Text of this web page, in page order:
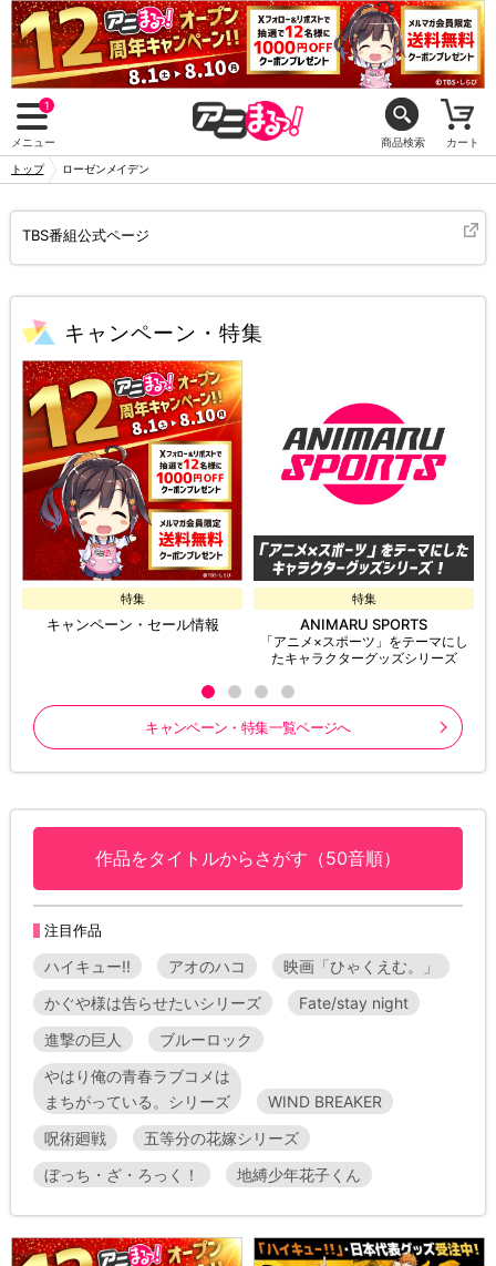
1
メニュー 商品検索 カート
トップ ローゼンメイデン
TBS番組公式ページ
キャンペーン・特集
特集
キャンペーン・セール情報
特集
ANIMARU SPORTS
「アニメ×スポーツ」をテーマにし
たキャラクターグッズシリーズ
キャンペーン・特集一覧ページへ
作品をタイトルからさがす（50音順）
注目作品
ハイキュー!! アオのハコ
映画「ひゃくえむ。」
かぐや様は告らせたいシリーズ
Fate/stay night
進撃の巨人
ブルーロック
やはり俺の青春ラブコメは
まちがっている。シリーズ
WIND BREAKER
呪術廻戦
五等分の花嫁シリーズ
ぼっち・ざ・ろっく！
地縛少年花子くん